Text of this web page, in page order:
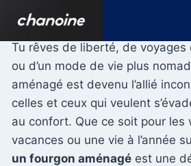
contenu
Tu rêves de liberté, de voyages
ou d’un mode de vie plus
aménagé est devenu l’allié
celles et ceux qui veulent
au confort. Que ce soit pour les
vacances ou une vie à l’année
un fourgon aménagé est une